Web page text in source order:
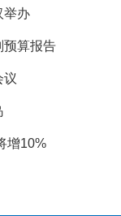
举办
预算报告
议
增10%